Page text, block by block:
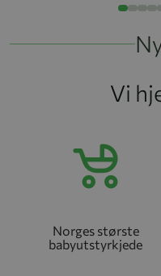
Vi
Norges største
babyutstyrkjede